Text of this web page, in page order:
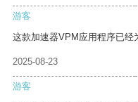
游客
这款加速器VPM应用程序已经
2025-08-23
游客